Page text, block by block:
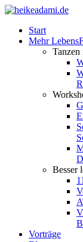
Start
Mehr
Besser
Vorträge